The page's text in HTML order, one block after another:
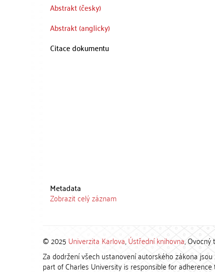
Abstrakt (česky)
Abstrakt (anglicky)
Citace dokumentu
Metadata
Zobrazit celý záznam
© 2025 Univerzita Karlova,Ústřední knihovna, Ovocný
Za dodržení všech ustanovení autorského zákona
part of Charles University is responsible for